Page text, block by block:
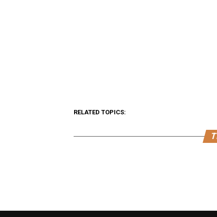
RELATED TOPICS: